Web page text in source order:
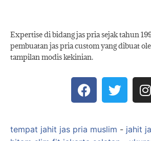
Expertise di bidang jas pria sejak tahun
pembuatan jas pria custom yang dibuat
tampilan modis kekinian.
tempat jahit jas pria muslim - jahit